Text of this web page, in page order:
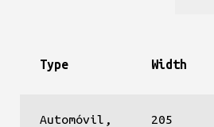
Type Width
Automóvil,
205